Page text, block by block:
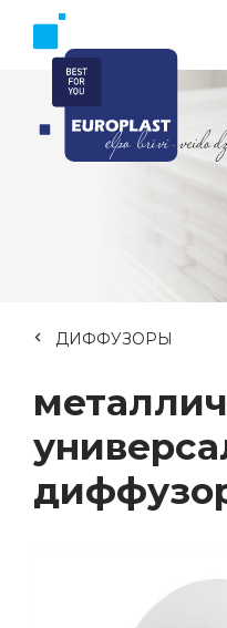
ДИФФУЗОРЫ